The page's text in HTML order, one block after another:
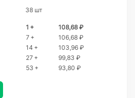
38 шт
1 +
108,68 ₽
7 +
106,68 ₽
14 +
103,96 ₽
27 +
99,83 ₽
53 +
93,80 ₽